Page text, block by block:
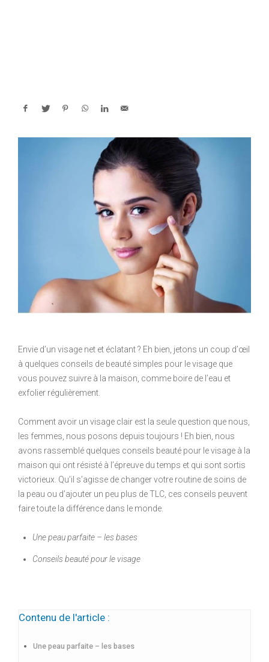
Envie d’un visage net et éclatant ? Eh bien, jetons un coup d’œil
à quelques conseils de beauté simples pour le visage que
vous pouvez suivre à la maison, comme boire de l’eau et
exfolier régulièrement.
Comment avoir un visage clair est la seule question que nous,
les femmes, nous posons depuis toujours ! Eh bien, nous
avons rassemblé quelques conseils beauté pour le visage à la
maison qui ont résisté à l’épreuve du temps et qui sont sortis
victorieux. Qu’il s’agisse de changer votre routine de soins de
la peau ou d’ajouter un peu plus de TLC, ces conseils peuvent
faire toute la différence dans le monde.
Une peau parfaite – les bases
Conseils beauté pour le visage
Contenu de l'article :
Une peau parfaite – les bases